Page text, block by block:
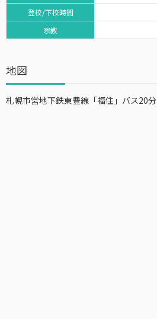
登校/下校時間
宗教
地図
札幌市営地下鉄東豊線「福住」バス20分